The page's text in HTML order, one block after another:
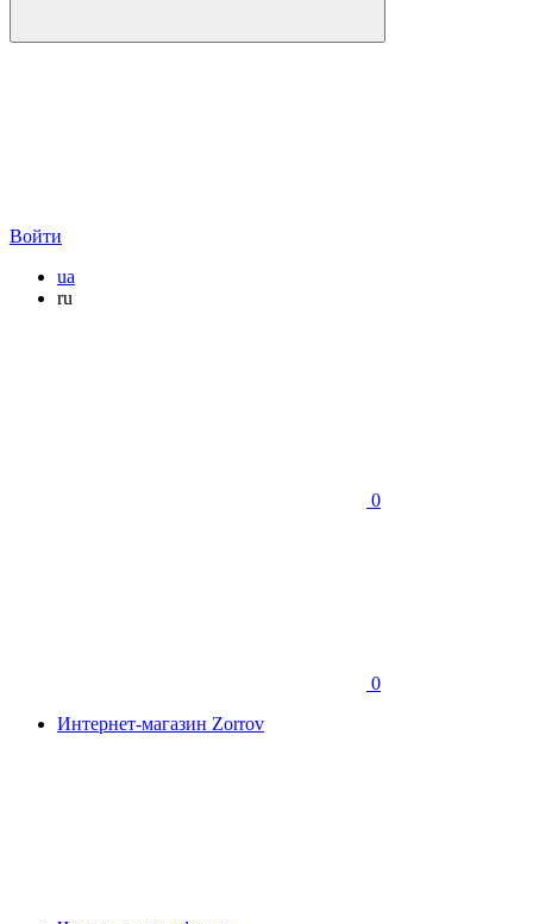
Войти
ua
ru
0
0
Интернет-магазин Zorrov